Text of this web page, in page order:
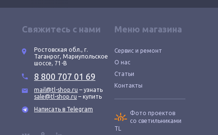
Свяжитесь с нами
Ростовская обл., г.
Таганрог, Мариупольское
шоссе, 71-В
8 800 707 01 69
mail@tl-shop.ru – узнать
sale@tl-shop.ru – купить
Написать в Telegram
Меню магазина
Сервис и ремонт
О нас
Статьи
Контакты
Фото проектов
со светильниками
TL